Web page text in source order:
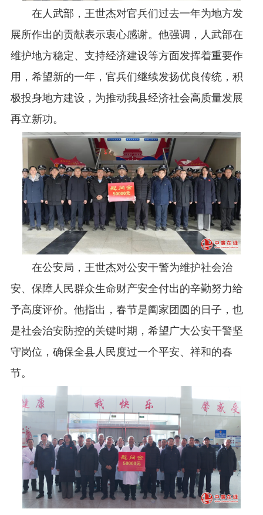
在人武部，王世杰对官兵们过去一年为地方发
展所作出的贡献表示衷心感谢。他强调，人武部在
维护地方稳定、支持经济建设等方面发挥着重要作
用，希望新的一年，官兵们继续发扬优良传统，积
极投身地方建设，为推动我县经济社会高质量发展
再立新功。
在公安局，王世杰对公安干警为维护社会治
安、保障人民群众生命财产安全付出的辛勤努力给
予高度评价。他指出，春节是阖家团圆的日子，也
是社会治安防控的关键时期，希望广大公安干警坚
守岗位，确保全县人民度过一个平安、祥和的春
节。